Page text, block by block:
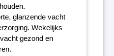
glanzende vacht
Wekelijks
gezond en